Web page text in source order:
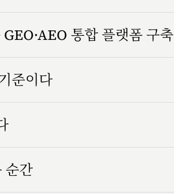
통합 플랫폼 구축
준이다
순간